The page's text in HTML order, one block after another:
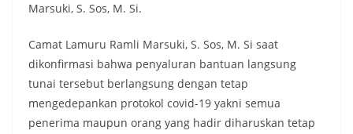
Marsuki, S. Sos, M. Si.
Camat Lamuru Ramli Marsuki, S. Sos, M. Si saat
dikonfirmasi bahwa penyaluran bantuan langsung
tunai tersebut berlangsung dengan tetap
mengedepankan protokol covid-19 yakni semua
penerima maupun orang yang hadir diharuskan tetap